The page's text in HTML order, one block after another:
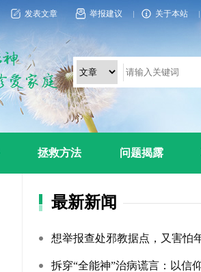
发表文章 举报建议 关于本站
拯救方法 问题揭露
最新新闻